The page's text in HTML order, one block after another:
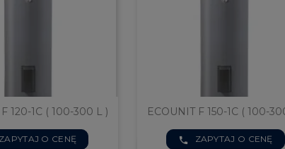
( 100-300 L )
O CENĘ
ECOUNIT F 150-1C ( 100-300 L )
ZAPYTAJ O CENĘ